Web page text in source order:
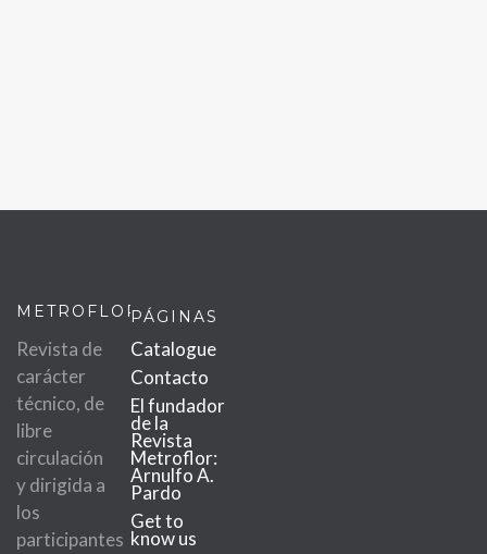
METROFLOR
Revista de
carácter
técnico, de
libre
circulación
y dirigida a
los
participantes
PÁGINAS
Catalogue
Contacto
El fundador
de la
Revista
Metroflor:
Arnulfo A.
Pardo
Get to
know us